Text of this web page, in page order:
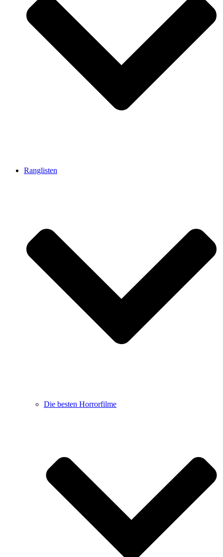
Ranglisten
Die besten Horrorfilme